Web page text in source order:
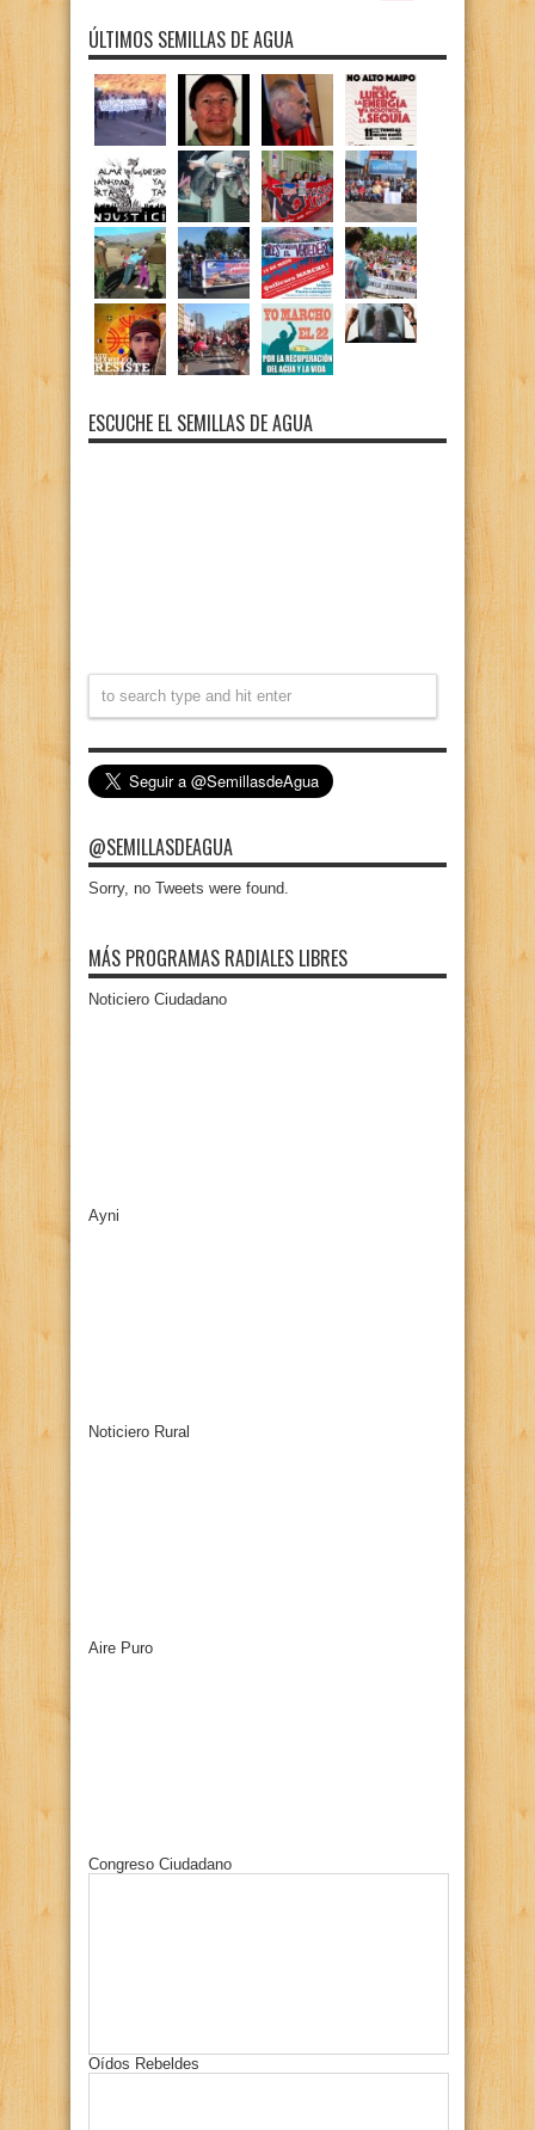
ÚLTIMOS SEMILLAS DE AGUA
ESCUCHE EL SEMILLAS DE AGUA
@SEMILLASDEAGUA
Sorry, no Tweets were found.
MÁS PROGRAMAS RADIALES LIBRES
Noticiero Ciudadano
Ayni
Noticiero Rural
Aire Puro
Congreso Ciudadano
Oídos Rebeldes